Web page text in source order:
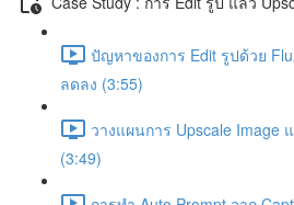
ปัญหาของการ Edit รูปด้วย
ลดลง (3:55)
วางแผนการ Upscale Image
(3:49)